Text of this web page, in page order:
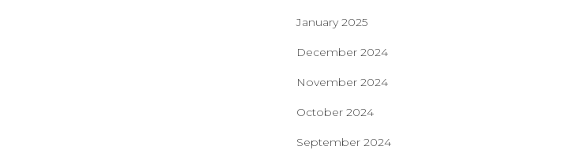
January 2025
December 2024
November 2024
October 2024
September 2024